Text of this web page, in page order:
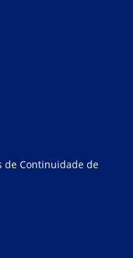
de Continuidade de